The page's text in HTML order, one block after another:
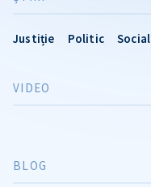
Justiție Politic Social
VIDEO
BLOG